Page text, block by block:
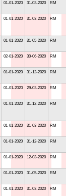
01-01-2020 31-03-2020 RM
01-01-2020 31-03-2020 RM
01-01-2020 31-05-2020 RM
02-01-2020 30-06-2020 RM
01-01-2020 31-12-2020 RM
01-01-2020 29-02-2020 RM
01-01-2020 31-12-2020 RM
01-01-2020 31-03-2020 RM
01-01-2020 31-12-2020 RM
01-01-2020 12-03-2020 RM
01-01-2020 31-05-2020 RM
01-01-2020 31-03-2020 RM